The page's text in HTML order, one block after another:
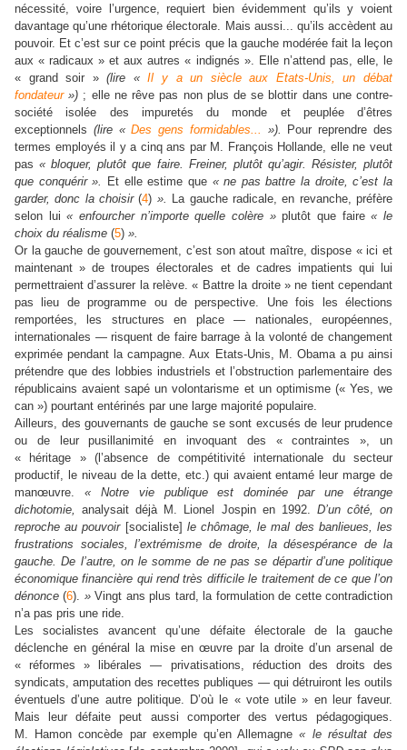
nécessité, voire l’urgence, requiert bien évidemment qu’ils y voient
davantage qu’une rhétorique électorale. Mais aussi... qu’ils accèdent au
pouvoir. Et c’est sur ce point précis que la gauche modérée fait la leçon
aux « radicaux » et aux autres « indignés ». Elle n’attend pas, elle, le
« grand soir »(lire «Il y a un siècle aux Etats-Unis, un débat
fondateur») ; elle ne rêve pas non plus de se blottir dans une contre-
société isolée des impuretés du monde et peuplée d’êtres
exceptionnels (lire «Des gens formidables... »).
Pour reprendre des
termes employés il y a cinq ans par M. François Hollande, elle ne veut
pas« bloquer, plutôt que faire. Freiner, plutôt qu’agir. Résister, plutôt
que conquérir ».
Et elle estime que « ne pas battre la droite, c’est la
garder, donc la choisir(4) ». La gauche radicale, en revanche, préfère
selon lui« enfourcher n’importe quelle colère »plutôt que faire« le
choix du réalisme (5) ».
Or la gauche de gouvernement, c’est son atout maître, dispose « ici et
maintenant » de troupes électorales et de cadres impatients qui lui
permettraient d’assurer la relève. « Battre la droite » ne tient cependant
pas lieu de programme ou de perspective. Une fois les élections
remportées, les structures en place — nationales, européennes,
internationales — risquent de faire barrage à la volonté de changement
exprimée pendant la campagne. Aux Etats-Unis, M. Obama a pu ainsi
prétendre que des lobbies industriels et l’obstruction parlementaire des
républicains avaient sapé un volontarisme et un optimisme (« Yes, we
can ») pourtant entérinés par une large majorité populaire.
Ailleurs, des gouvernants de gauche se sont excusés de leur prudence
ou de leur pusillanimité en invoquant des « contraintes », un
« héritage » (l’absence de compétitivité internationale du secteur
productif, le niveau de la dette, etc.) qui avaient entamé leur marge de
manœuvre. « Notre vie publique est dominée par une étrange
dichotomie, analysait déjà M. Lionel Jospin en 1992. D’un côté, on
reproche au pouvoir[socialiste] le chômage, le mal des banlieues, les
frustrations sociales, l’extrémisme de droite, la désespérance de la
gauche. De l’autre, on le somme de ne pas se départir d’une politique
économique financière qui rend très difficile le traitement de ce que l’on
dénonce (6). »Vingt ans plus tard, la formulation de cette contradiction
n’a pas pris une ride.
Les socialistes avancent qu’une défaite électorale de la gauche
déclenche en général la mise en œuvre par la droite d’un arsenal de
« réformes » libérales — privatisations, réduction des droits des
syndicats, amputation des recettes publiques — qui détruiront les outils
éventuels d’une autre politique. D’où le « vote utile » en leur faveur.
Mais leur défaite peut aussi comporter des vertus pédagogiques.
M. Hamon concède par exemple qu’en Allemagne« le résultat des